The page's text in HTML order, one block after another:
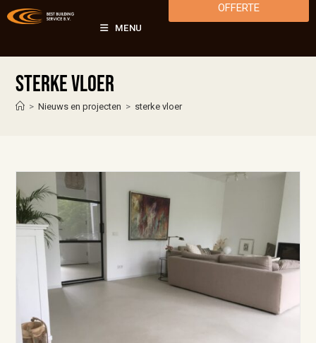
MENU
OFFERTE
sterke vloer
> Nieuws en projecten > sterke vloer